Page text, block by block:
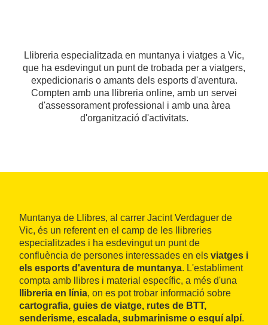
Llibreria especialitzada en muntanya i viatges a Vic,
que ha esdevingut un punt de trobada per a viatgers,
expedicionaris o amants dels esports d'aventura.
Compten amb una llibreria online, amb un servei
d'assessorament professional i amb una àrea
d'organització d'activitats.
Muntanya de Llibres, al carrer Jacint Verdaguer de
Vic, és un referent en el camp de les llibreries
especialitzades i ha esdevingut un punt de
confluència de persones interessades en els viatges i
els esports d'aventura de muntanya. L'establiment
compta amb llibres i material específic, a més d'una
llibreria en línia, on es pot trobar informació sobre
cartografia, guies de viatge, rutes de BTT,
senderisme, escalada, submarinisme o esquí alpí.